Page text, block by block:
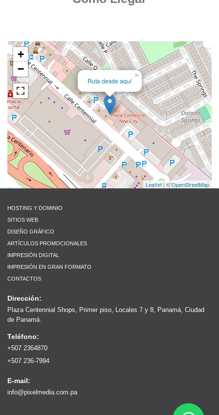
Ruta desde aquí
×
+
−
Leaflet| ©OpenStreetMap
HOSTING Y DOMINIO
SITIOS WEB
DISEÑO GRÁFICO
ARTÍCULOS PROMOCIONALES
IMPRESIÓN DIGITAL
IMPRESIÓN EN GRAN FORMATO
CONTACTOS
Dirección:
Plaza Centennial Shops, Primer piso, Locales 7 y 8, Panamá, Ciudad
de Panamá.
Teléfono:
+507 2364870
+507 236-7994
E-mail:
info@pixelmedia.com.pa